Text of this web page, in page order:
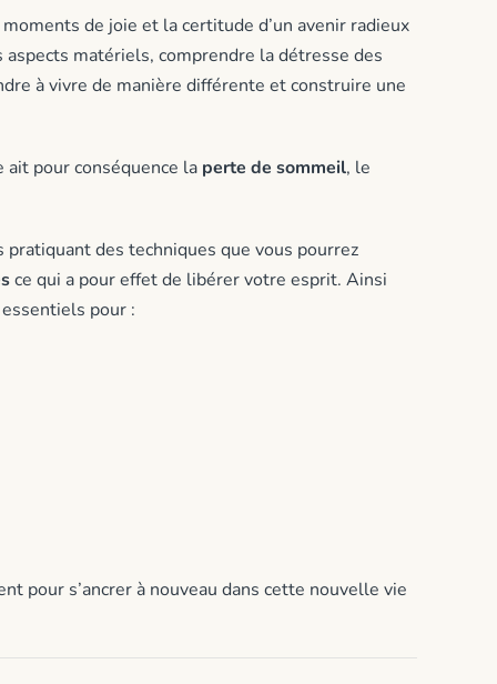
de joie et la certitude d’un avenir radieux
aspects matériels, comprendre la détresse des
à vivre de manière différente et construire une
ait pour conséquence la perte de sommeil, le
des techniques que vous pourrez
ce qui a pour effet de libérer votre esprit. Ainsi
pour :
pour s’ancrer à nouveau dans cette nouvelle vie